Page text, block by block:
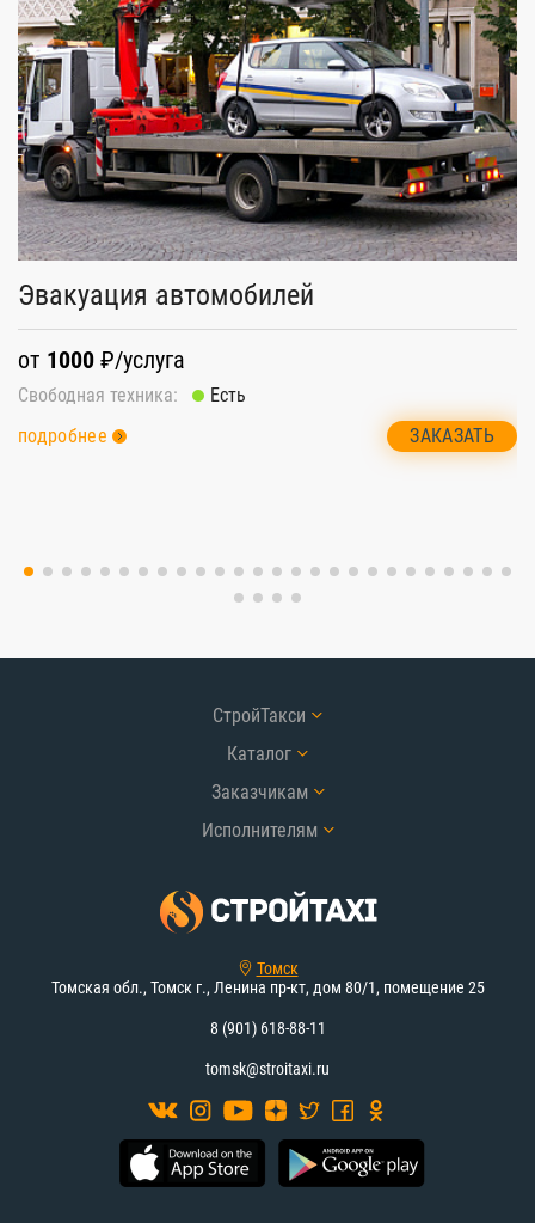
Эвакуация автомобилей
от 1000 ₽/услуга
Свободная техника:
Есть
подробнее
ЗАКАЗАТЬ
СтройТакси
Каталог
Заказчикам
Исполнителям
Томск
Томская обл., Томск г., Ленина пр-кт, дом 80/1, помещение 25
8 (901) 618-88-11
tomsk@stroitaxi.ru